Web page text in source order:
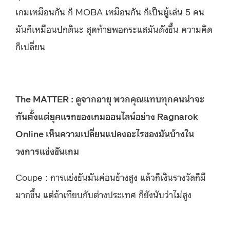
เกมเหมือนกัน ก็ MOBA เหมือนกัน ก็เป็นผู้เล่น 5 คน
มันก็เหมือนปกตินะ สุดท้ายพอกระแสมันดังขึ้น ความคิด
ก็เปลี่ยน
The MATTER : ดูจากอายุ พวกคุณแทบทุกคนน่าจะ
ทันตั้งแต่ยุคแรกของเกมออนไลน์อย่าง Ragnarok
Online เห็นความเปลี่ยนแปลงอะไรของมันบ้างใน
วงการแข่งขันเกม
Coupe : การแข่งขันมันค่อนข้างสูง แล้วก็เงินรางวัลก็มี
มากขึ้น แต่ถ้าเทียบกับต่างประเทศ ก็ยังนับว่าไม่สูง